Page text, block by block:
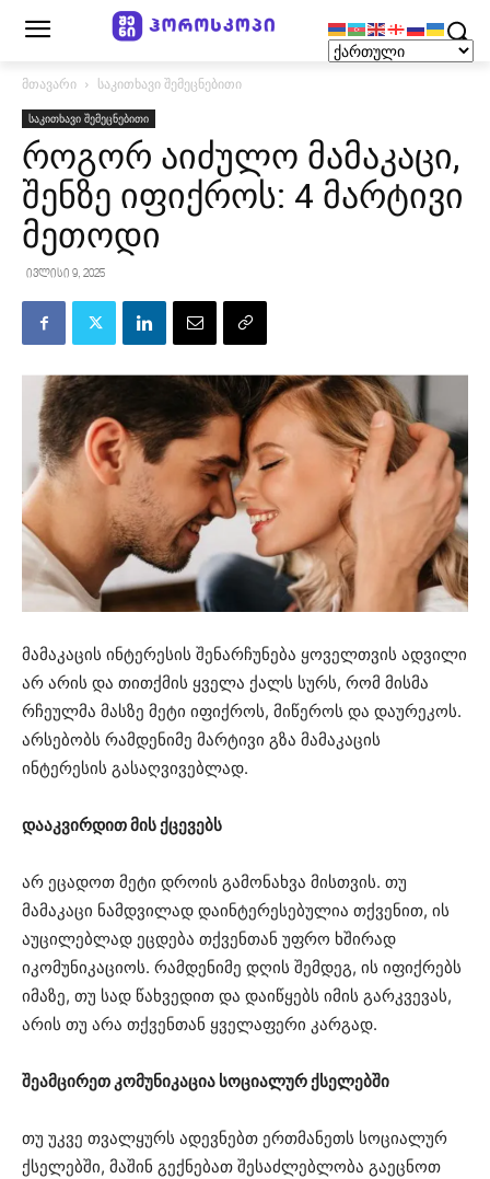
მთავარი საკითხავი შემეცნებითი
საკითხავი შემეცნებითი
როგორ აიძულო მამაკაცი,
შენზე იფიქროს: 4 მარტივი
მეთოდი
ივლისი 9, 2025
მამაკაცის ინტერესის შენარჩუნება ყოველთვის ადვილი
არ არის და თითქმის ყველა ქალს სურს, რომ მისმა
რჩეულმა მასზე მეტი იფიქროს, მიწეროს და დაურეკოს.
არსებობს რამდენიმე მარტივი გზა მამაკაცის
ინტერესის გასაღვივებლად.
დააკვირდით მის ქცევებს
არ ეცადოთ მეტი დროის გამონახვა მისთვის. თუ
მამაკაცი ნამდვილად დაინტერესებულია თქვენით, ის
აუცილებლად ეცდება თქვენთან უფრო ხშირად
იკომუნიკაციოს. რამდენიმე დღის შემდეგ, ის იფიქრებს
იმაზე, თუ სად წახვედით და დაიწყებს იმის გარკვევას,
არის თუ არა თქვენთან ყველაფერი კარგად.
შეამცირეთ კომუნიკაცია სოციალურ ქსელებში
თუ უკვე თვალყურს ადევნებთ ერთმანეთს სოციალურ
ქსელებში, მაშინ გექნებათ შესაძლებლობა გაეცნოთ